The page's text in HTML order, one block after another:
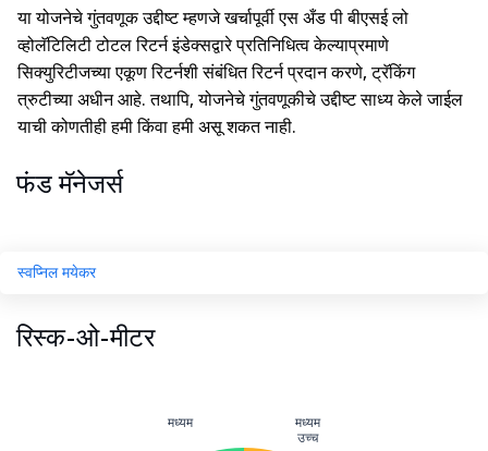
या योजनेचे गुंतवणूक उद्दीष्ट म्हणजे खर्चापूर्वी एस अँड पी बीएसई लो
व्होलॅटिलिटी टोटल रिटर्न इंडेक्सद्वारे प्रतिनिधित्व केल्याप्रमाणे
सिक्युरिटीजच्या एकूण रिटर्नशी संबंधित रिटर्न प्रदान करणे, ट्रॅकिंग
त्रुटीच्या अधीन आहे. तथापि, योजनेचे गुंतवणूकीचे उद्दीष्ट साध्य केले जाईल
याची कोणतीही हमी किंवा हमी असू शकत नाही.
फंड मॅनेजर्स
स्वप्निल मयेकर
रिस्क-ओ-मीटर
मध्यम
मध्यम
उच्च